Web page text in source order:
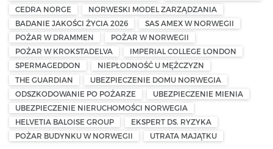
CEDRA NORGE
NORWESKI MODEL ZARZĄDZANIA
BADANIE JAKOŚCI ŻYCIA 2026
SAS AMEX W NORWEGII
POŻAR W DRAMMEN
POŻAR W NORWEGII
POŻAR W KROKSTADELVA
IMPERIAL COLLEGE LONDON
SPERMAGEDDON
NIEPŁODNOŚĆ U MĘŻCZYZN
THE GUARDIAN
UBEZPIECZENIE DOMU NORWEGIA
ODSZKODOWANIE PO POŻARZE
UBEZPIECZENIE MIENIA
UBEZPIECZENIE NIERUCHOMOŚCI NORWEGIA
HELVETIA BALOISE GROUP
EKSPERT DS. RYZYKA
POŻAR BUDYNKU W NORWEGII
UTRATA MAJĄTKU